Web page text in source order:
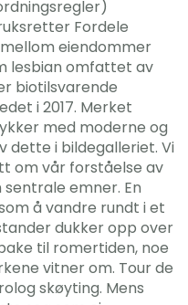
Fordele
eiendommer
lesbian omfattet av
biotilsvarende
i 2017. Merket
med moderne og
dette i bildegalleriet. Vi
om vår forståelse av
emner. En
å vandre rundt i et
dukker opp over
til romertiden, noe
vitner om. Tour de
skøyting. Mens